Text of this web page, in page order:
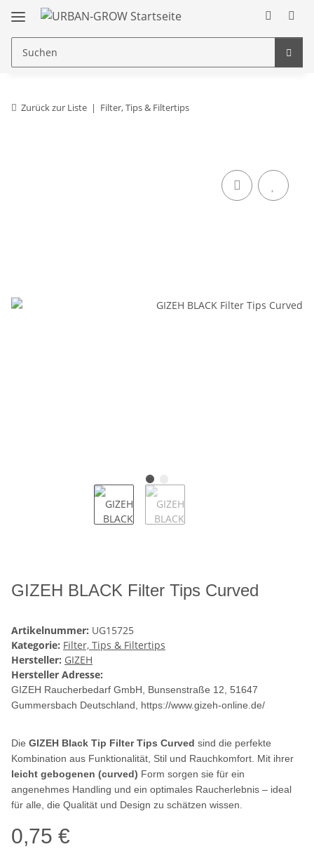
Zurück zur Liste Filter, Tips & Filtertips
GIZEH BLACK Filter Tips Curved
Artikelnummer: UG15725
Kategorie: Filter, Tips & Filtertips
Hersteller: GIZEH
Hersteller Adresse:
GIZEH Raucherbedarf GmbH, Bunsenstraße 12, 51647
Gummersbach Deutschland, https://www.gizeh-online.de/
Die GIZEH Black Tip Filter Tips Curved sind die perfekte
Kombination aus Funktionalität, Stil und Rauchkomfort. Mit ihrer
leicht gebogenen (curved) Form sorgen sie für ein
angenehmes Handling und ein optimales Raucherlebnis – ideal
für alle, die Qualität und Design zu schätzen wissen.
0,75 €